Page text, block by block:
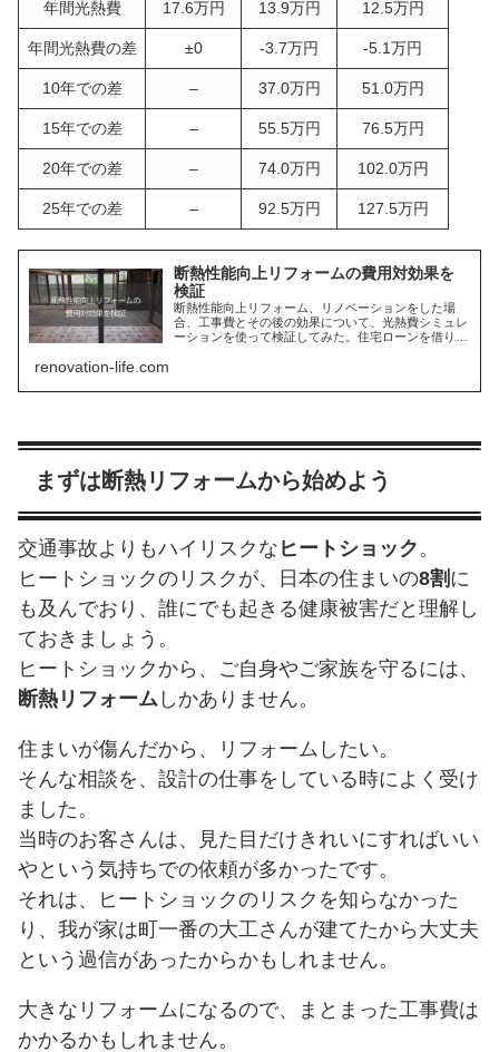
年間光熱費 17.6万円 13.9万円 12.5万円
年間光熱費の差 ±0 -3.7万円 -5.1万円
10年での差 – 37.0万円 51.0万円
15年での差 – 55.5万円 76.5万円
20年での差 – 74.0万円 102.0万円
25年での差 – 92.5万円 127.5万円
断熱性能向上リフォームの費用対効果を
検証
断熱性能向上リフォーム、リノベーションをした場
合、工事費とその後の効果について、光熱費シミュレ
ーションを使って検証してみた。住宅ローンを借りる
renovation-life.com
まずは断熱リフォームから始めよう
交通事故よりもハイリスクな ヒートショック 。
ヒートショックのリスクが、日本の住まいの8割 に
も及んでおり、誰にでも起きる健康被害だと理解し
ておきましょう。
ヒートショックから、ご自身やご家族を守るには、
断熱リフォーム しかありません。
住まいが傷んだから、リフォームしたい。
そんな相談を、設計の仕事をしている時によく受け
ました。
当時のお客さんは、見た目だけきれいにすればいい
やという気持ちでの依頼が多かったです。
それは、ヒートショックのリスクを知らなかった
り、我が家は町一番の大工さんが建てたから大丈夫
という過信があったからかもしれません。
大きなリフォームになるので、まとまった工事費は
かかるかもしれません。